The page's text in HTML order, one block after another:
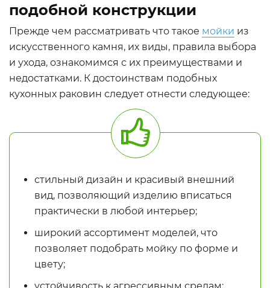
подобной конструкции
Прежде чем рассматривать что такое мойки из
искусственного камня, их виды, правила выбора
и ухода, ознакомимся с их преимуществами и
недостатками. К достоинствам подобных
кухонных раковин следует отнести следующее:
стильный дизайн и красивый внешний
вид, позволяющий изделию вписаться
практически в любой интерьер;
широкий ассортимент моделей, что
позволяет подобрать мойку по форме и
цвету;